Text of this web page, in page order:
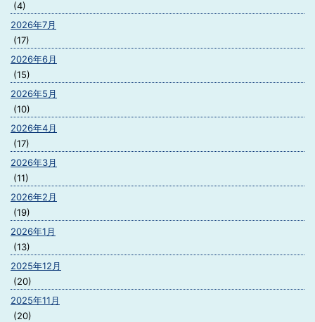
(4)
2026年7月
(17)
2026年6月
(15)
2026年5月
(10)
2026年4月
(17)
2026年3月
(11)
2026年2月
(19)
2026年1月
(13)
2025年12月
(20)
2025年11月
(20)